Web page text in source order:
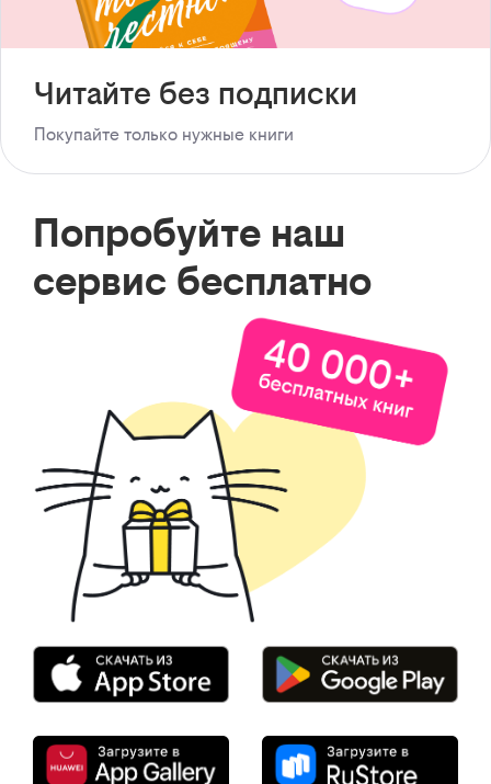
Читайте без подписки
Покупайте только нужные книги
Попробуйте наш
сервис бесплатно